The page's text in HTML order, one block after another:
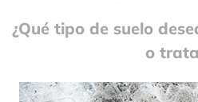
¿Qué tipo de suelo
o